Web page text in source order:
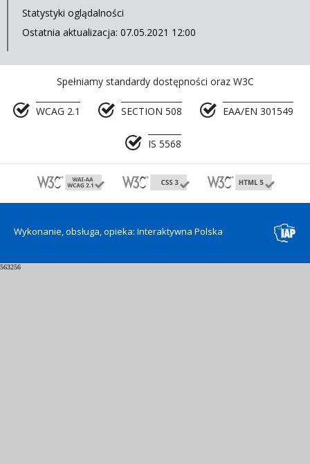
Statystyki oglądalności
Ostatnia aktualizacja: 07.05.2021 12:00
Spełniamy standardy dostępności oraz W3C
WCAG 2.1 SECTION 508 EAA/EN 301549
IS 5568
Wykonanie, obsługa, opieka: Interaktywna Polska
563256